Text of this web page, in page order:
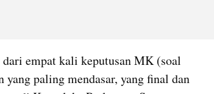
dari empat kali keputusan MK (soal
yang paling mendasar, yang final dan